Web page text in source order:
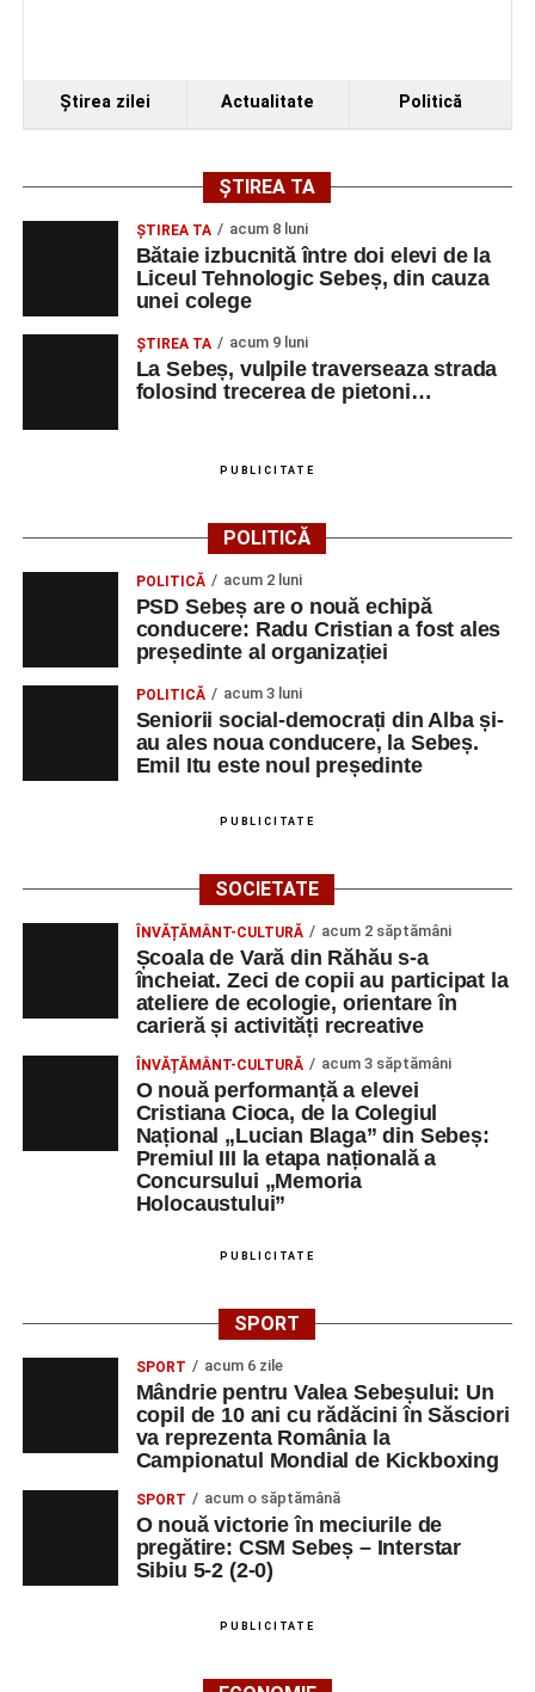
Ştirea zilei Actualitate Politică
ȘTIREA TA
ŞTIREA TA acum 8 luni
Bătaie izbucnită între doi elevi de la
Liceul Tehnologic Sebeș, din cauza
unei colege
ŞTIREA TA acum 9 luni
La Sebeș, vulpile traverseaza strada
folosind trecerea de pietoni…
PUBLICITATE
POLITICĂ
POLITICĂ acum 2 luni
PSD Sebeș are o nouă echipă
conducere: Radu Cristian a fost ales
președinte al organizației
POLITICĂ acum 3 luni
Seniorii social-democrați din Alba și-
au ales noua conducere, la Sebeș.
Emil Itu este noul președinte
PUBLICITATE
SOCIETATE
ÎNVĂȚĂMÂNT-CULTURĂ acum 2 săptămâni
Școala de Vară din Răhău s-a
încheiat. Zeci de copii au participat la
ateliere de ecologie, orientare în
carieră și activități recreative
ÎNVĂȚĂMÂNT-CULTURĂ acum 3 săptămâni
O nouă performanță a elevei
Cristiana Cioca, de la Colegiul
Național „Lucian Blaga” din Sebeș:
Premiul III la etapa națională a
Concursului „Memoria
Holocaustului”
PUBLICITATE
SPORT
SPORT acum 6 zile
Mândrie pentru Valea Sebeșului: Un
copil de 10 ani cu rădăcini în Săsciori
va reprezenta România la
Campionatul Mondial de Kickboxing
SPORT acum o săptămână
O nouă victorie în meciurile de
pregătire: CSM Sebeș – Interstar
Sibiu 5-2 (2-0)
PUBLICITATE